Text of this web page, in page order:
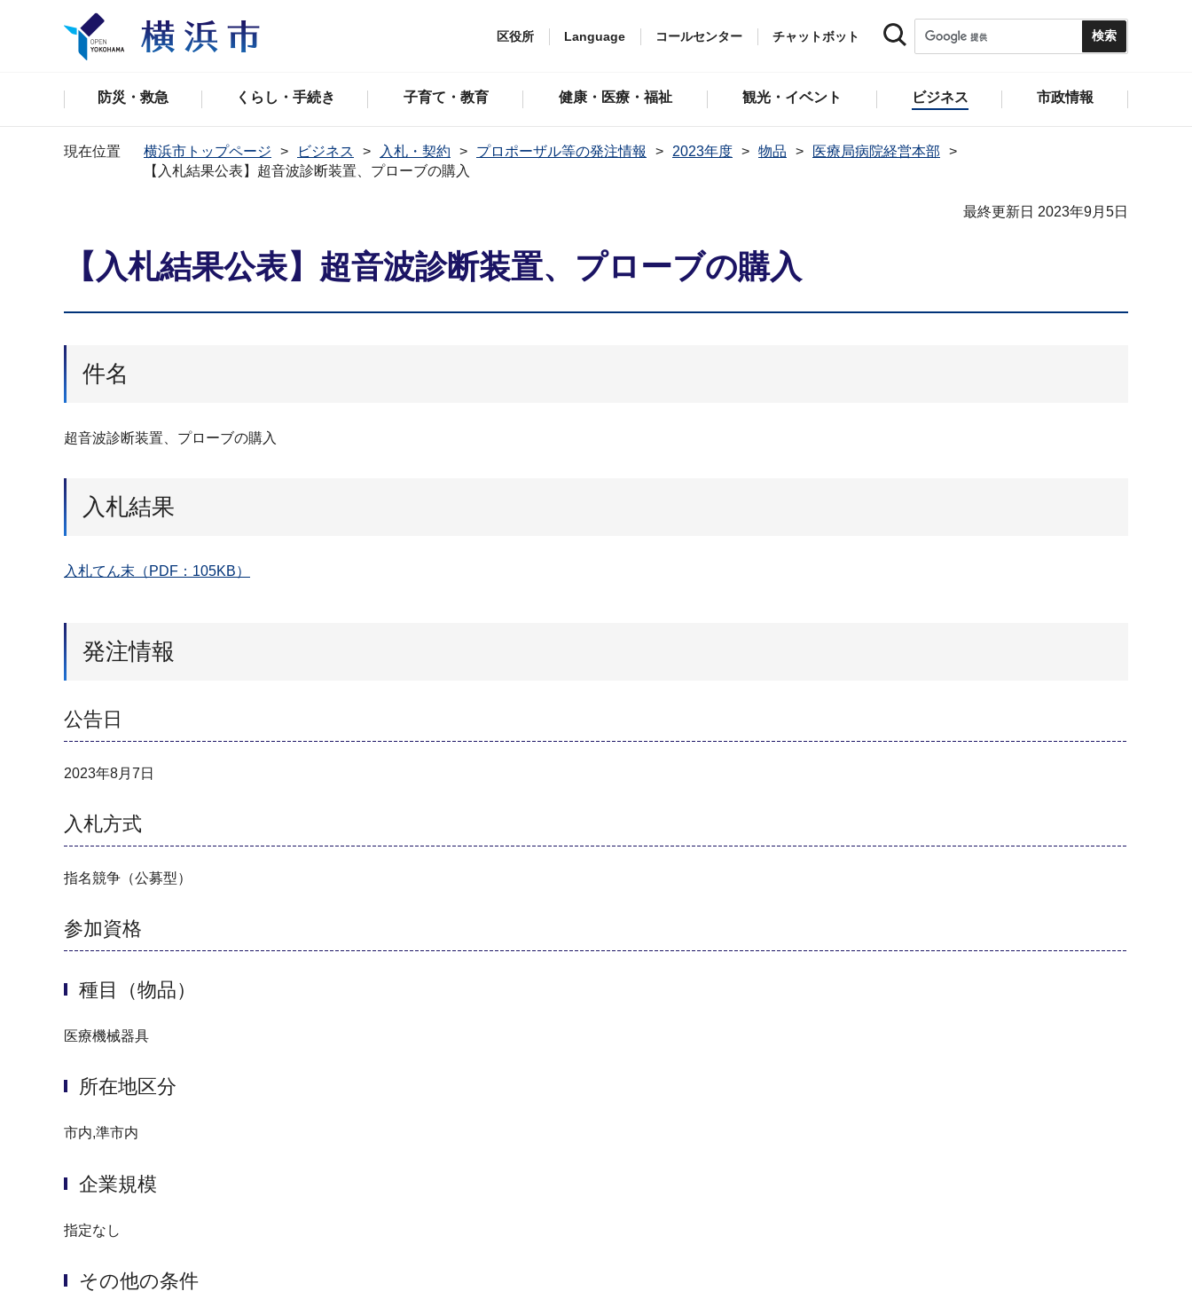
区役所 Language コールセンター チャットボット
防災・救急 くらし・手続き 子育て・教育 健康・医療・福祉 観光・イベント ビジネス 市政情報
現在位置 横浜市トップページ ビジネス 入札・契約 プロポーザル等の発注情報 2023年度 物品
医療局病院経営本部
【入札結果公表】超音波診断装置、プローブの購入
最終更新日 2023年9月5日
【入札結果公表】超音波診断装置、プローブの購入
件名
超音波診断装置、プローブの購入
入札結果
入札てん末（PDF：105KB）
発注情報
公告日
2023年8月7日
入札方式
指名競争（公募型）
参加資格
種目（物品）
医療機械器具
所在地区分
市内,準市内
企業規模
指定なし
その他の条件